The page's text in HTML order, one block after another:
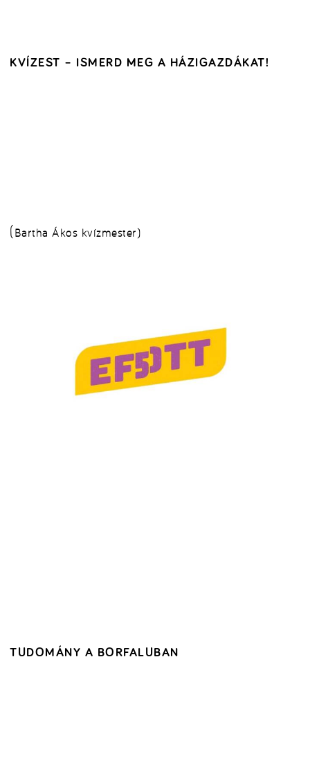
KVÍZEST – ISMERD MEG A HÁZIGAZDÁKAT!
(Bartha Ákos kvízmester)
TUDOMÁNY A BORFALUBAN